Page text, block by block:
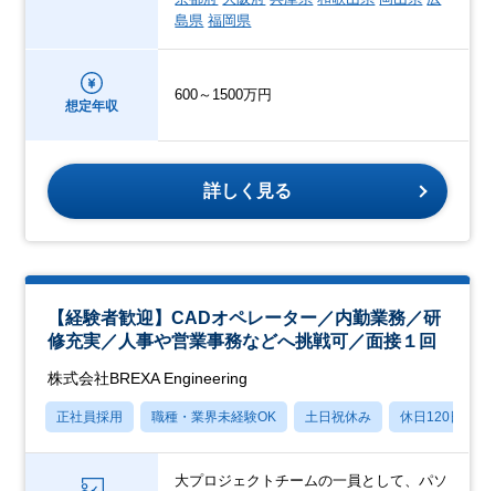
島県 福岡県
想定年収
600～1500万円
詳しく見る
【経験者歓迎】CADオペレーター／内勤業務／研
修充実／人事や営業事務などへ挑戦可／面接１回
株式会社BREXA Engineering
正社員採用 職種・業界未経験OK 土日祝休み 休日120日以上
大プロジェクトチームの一員として、パソ